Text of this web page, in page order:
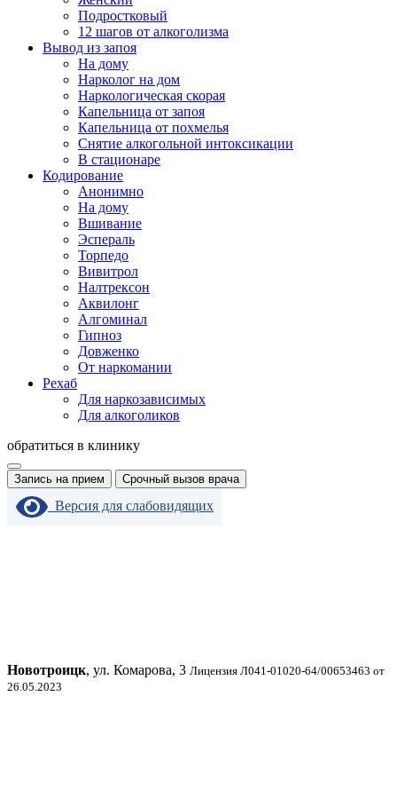
Подростковый
12 шагов от алкоголизма
Вывод из запоя
На дому
Нарколог на дом
Наркологическая скорая
Капельница от запоя
Капельница от похмелья
Снятие алкогольной интоксикации
В стационаре
Кодирование
Анонимно
На дому
Вшивание
Эспераль
Торпедо
Вивитрол
Налтрексон
Аквилонг
Алгоминал
Гипноз
Довженко
От наркомании
Рехаб
Для наркозависимых
Для алкоголиков
обратиться в клинику
Запись на прием Срочный вызов врача
Версия для слабовидящих
Новотроицк, ул. Комарова, 3 Лицензия Л041-01020-64/00653463 от
26.05.2023